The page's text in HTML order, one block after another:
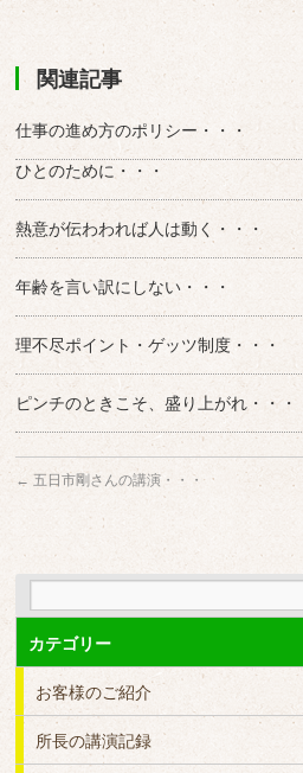
関連記事
仕事の進め方のポリシー・・・
ひとのために・・・
熱意が伝わわれば人は動く・・・
年齢を言い訳にしない・・・
理不尽ポイント・ゲッツ制度・・・
ピンチのときこそ、盛り上がれ・・・
← 五日市剛さんの講演・・・
カテゴリー
お客様のご紹介
所長の講演記録